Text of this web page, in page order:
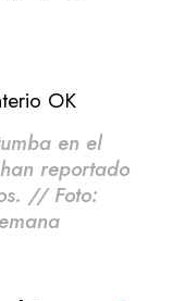
en el
reportado
// Foto: